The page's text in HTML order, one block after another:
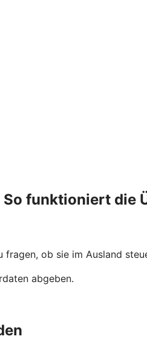
So funktioniert die
ob sie im Ausland
abgeben.